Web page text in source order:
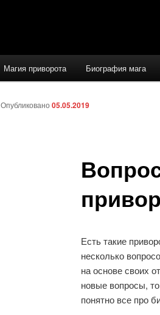
Магия приворота Биография мага
Опубликовано 05.05.2019
Есть такие
несколько
на основе своих
новые вопросы,
понятно все про